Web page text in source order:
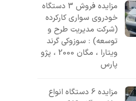
مزایده فروش 3 دستگاه
خودروی سواری کارکرده
(شرکت مدیریت طرح و
توسعه) : سوزوکی گرند
ویتارا ، مگان 2000 ، پژو
پارس
مزایده 6 دستگاه انواع